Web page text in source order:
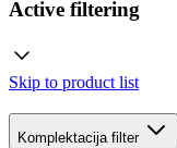
Active filtering
Skip to product list
Komplektacija filter